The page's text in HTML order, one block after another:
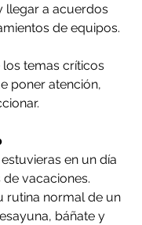
llegar a acuerdos
de equipos.
temas críticos
poner atención,
en un día
vacaciones.
rutina normal de un
báñate y